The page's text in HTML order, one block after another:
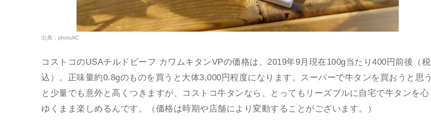
出典：photoAC
コストコのUSAチルドビーフ カワムキタンVPの価格は、2019年9月現在100g当たり400円前後（税
込）。正味量約0.8gのものを買うと大体3,000円程度になります。スーパーで牛タンを買おうと思う
と少量でも意外と高くつきますが、コストコ牛タンなら、とってもリーズブルに自宅で牛タンを心
ゆくまま楽しめるんです。（価格は時期や店舗により変動することがございます。）